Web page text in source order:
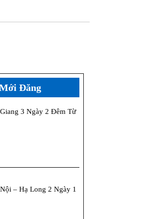
Đăng
3 Ngày 2 Đêm Từ
– Hạ Long 2 Ngày 1